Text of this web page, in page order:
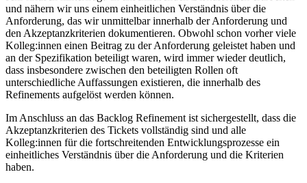
und nähern wir uns einem einheitlichen Verständnis über die
Anforderung, das wir unmittelbar innerhalb der Anforderung und
den Akzeptanzkriterien dokumentieren. Obwohl schon vorher viele
Kolleg:innen einen Beitrag zu der Anforderung geleistet haben und
an der Spezifikation beteiligt waren, wird immer wieder deutlich,
dass insbesondere zwischen den beteiligten Rollen oft
unterschiedliche Auffassungen existieren, die innerhalb des
Refinements aufgelöst werden können.
Im Anschluss an das Backlog Refinement ist sichergestellt, dass die
Akzeptanzkriterien des Tickets vollständig sind und alle
Kolleg:innen für die fortschreitenden Entwicklungsprozesse ein
einheitliches Verständnis über die Anforderung und die Kriterien
haben.